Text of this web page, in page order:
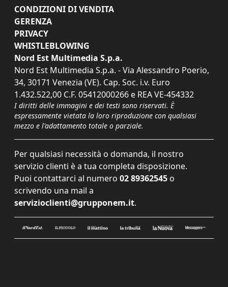
CONDIZIONI DI VENDITA
GERENZA
PRIVACY
WHISTLEBLOWING
Nord Est Multimedia S.p.a.
Nord Est Multimedia S.p.a. - Via Alessandro Poerio,
34, 30171 Venezia (VE). Cap. Soc. i.v. Euro
1.432.522,00 C.F. 05412000266 e REA VE-454332
I diritti delle immagini e dei testi sono riservati. È
espressamente vietata la loro riproduzione con qualsiasi
mezzo e l'adattamento totale o parziale.
Per qualsiasi necessità o domanda, il nostro
servizio clienti è a tua completa disposizione.
Puoi contattarci al numero 02 89362545 o
scrivendo una mail a
servizioclienti@grupponem.it.